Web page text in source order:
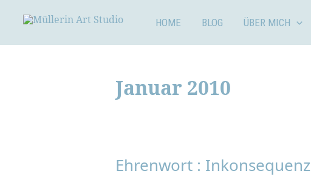
Inhalt
HOME BLOG ÜBER MICH
Januar 2010
Ehrenwort : Inkonsequenz